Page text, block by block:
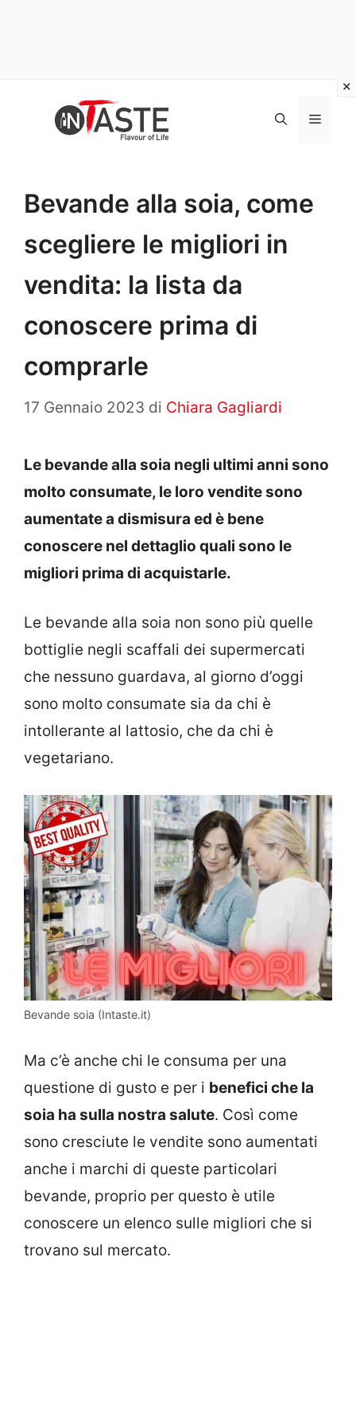
Menu
Bevande alla soia, come
scegliere le migliori in
vendita: la lista da
conoscere prima di
comprarle
17 Gennaio 2023 di Chiara Gagliardi
Le bevande alla soia negli ultimi anni sono
molto consumate, le loro vendite sono
aumentate a dismisura ed è bene
conoscere nel dettaglio quali sono le
migliori prima di acquistarle.
Le bevande alla soia non sono più quelle
bottiglie negli scaffali dei supermercati
che nessuno guardava, al giorno d’oggi
sono molto consumate sia da chi è
intollerante al lattosio, che da chi è
vegetariano.
Bevande soia (Intaste.it)
Ma c’è anche chi le consuma per una
questione di gusto e per i benefici che la
soia ha sulla nostra salute. Così come
sono cresciute le vendite sono aumentati
anche i marchi di queste particolari
bevande, proprio per questo è utile
conoscere un elenco sulle migliori che si
trovano sul mercato.